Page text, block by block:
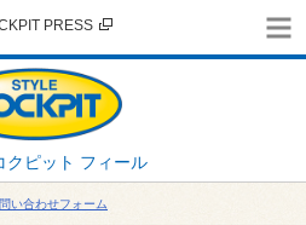
クピット フィール
PRESS
い合わせフォーム